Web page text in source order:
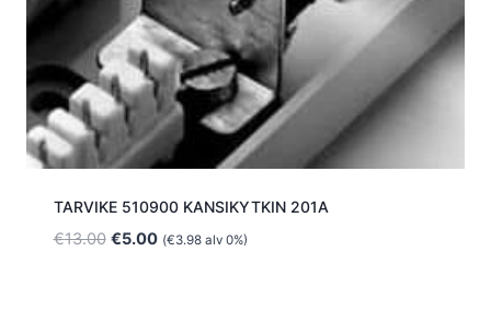
TARVIKE 510900 KANSIKYTKIN 201A
€13.00 Alkuperäinen
€5.00Nykyinen
(€3.98alv 0%)